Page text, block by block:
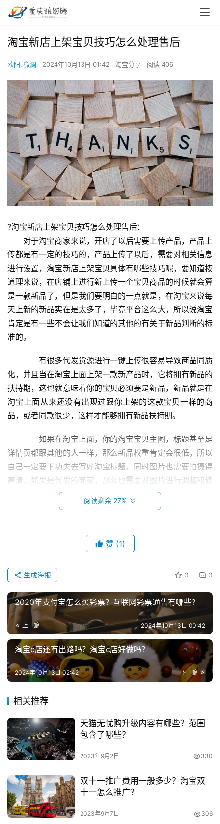
首
页
小
本
创
业
兼
职
目
电
商
创
创
业
项
淘宝新店上架宝贝技巧怎么处理售后
欧阳, 微澜 2024年10月13日 01:42 淘宝分享 阅读 406
?淘宝新店上架宝贝技巧怎么处理售后：
对于淘宝商家来说，开店了以后需要上传产品，产品上
传都是有一定的技巧的，产品上传了以后，需要对相关信息
进行设置，淘宝新店上架宝贝具体有哪些技巧呢，要知道按
道理来说，在店铺上进行新上传一个宝贝商品的时候就会算
是一款新品了，但是我们要明白的一点就是，在淘宝来说每
天上新的新品实在是太多了，毕竟平台这么大，所以说淘宝
肯定是有一些不会让我们知道的其他的有关于新品判断的标
准的。
有很多代发货源进行一键上传很容易导致商品同质
化，并且当在淘宝上面上架一款新产品时，它将拥有新品的
扶持期，这也就意味着你的宝贝必须要是新品，新品就是在
淘宝上面从来还没有出现过跟你上架的这款宝贝一样的商
品，或者同款很少，这样才能够拥有新品扶持期。
如果在淘宝上面，你的淘宝宝贝主图，标题甚至是
详情页都跟其他的人一样，那么新品权重肯定会很低，所以
自己一定要下功夫去写好淘宝标题，同时图片也需要拍摄得
高清，如果是代发的商家，那么也需要对图片进行调整和修
改，这样也能够高效避免跟其他的代理商出现同质化的问
1，包裹出现问题，先补偿，当在运输途中出现情
况的时候，不要和顾客纠缠，先给予补偿，至于是否要追物
流的责任，这个问题可以下来以后和物流慢慢讨论，但是就
不要再把买家牵扯进来了，这样做的好处就是能够获得买家
极大的信任和青睐。
2，收到货之后要求退货，产品都有七天无理由退
货的权利，如果是在期限之内，是可以进行退货的，但是也
会遇到一些极端情况，比如产品被损坏之后再寄回，这种情
况买家肯定不会承认，卖家保存好证据，驳回退款申请一般
穷，俗称“职业打假人”，他们会抓住你产品的一些漏洞对你
进行勒索，一定不要有破财免灾的想法，保存好证据，现在
电商法出台卖家的利益也是可以得到保障的。
阅读剩余 27%
本文来自投稿，不代表早谈创业网立场，作者：欧阳, 微澜，如
赞 (1)
0 0
生成海报
2020年支付宝怎么买彩票？互联网彩票通告有哪些？
上一篇 2024年10月13日 00:42
淘宝c店还有出路吗？淘宝c店好做吗？
下一篇
2024年10月13日 02:42
相关推荐
天猫无忧购升级内容有哪些？范围
包含了哪些？
2023年9月2日 330
双十一推广费用一般多少？淘宝双
十一怎么推广？
2023年9月7日 306